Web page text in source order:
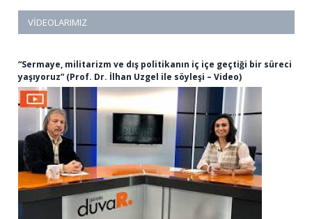
VIDEOLARIMIZ
“Sermaye, militarizm ve dış politikanın iç içe geçtiği bir süreci
yaşıyoruz” (Prof. Dr. İlhan Uzgel ile söyleşi – Video)